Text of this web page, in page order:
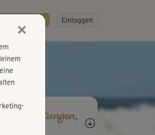
Gratis testen! Einloggen
Bewertungen,
×